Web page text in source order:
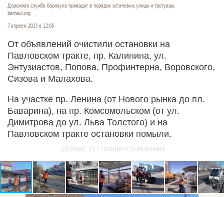
Дорожная служба Барнаула приводит в порядок остановки, улицы и тротуары.
barnaul.org
7 апреля 2023 в 22:05
От объявлений очистили остановки на
Павловском тракте, пр. Калинина, ул.
Энтузиастов, Попова, Профинтерна, Воровского,
Сизова и Малахова.
На участке пр. Ленина (от Нового рынка до пл.
Баварина), на пр. Комсомольском (от ул.
Димитрова до ул. Льва Толстого) и на
Павловском тракте остановки помыли.